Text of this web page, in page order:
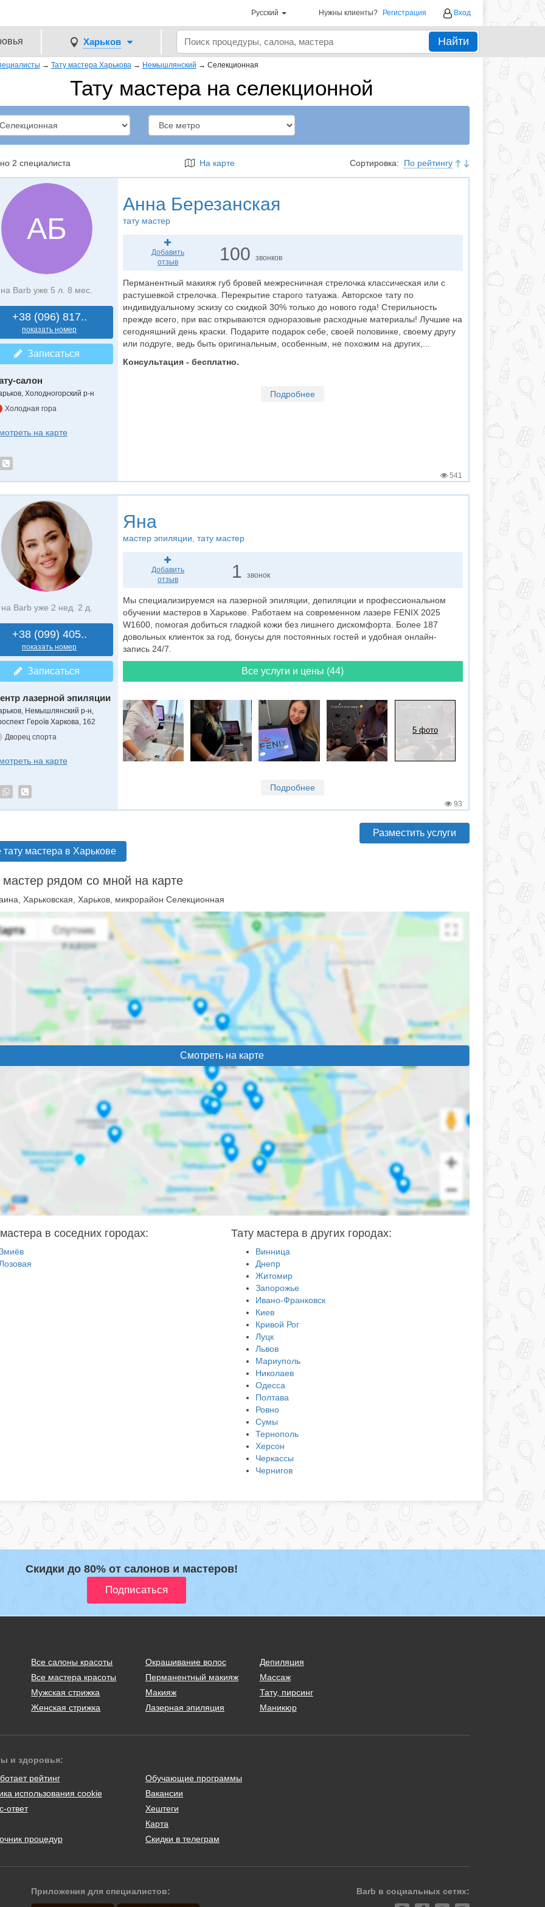
Русский Нужны клиенты? Регистрация Вход
Харьков Найти
→ Тату мастера Харькова → Немышлянский → Селекционная
Тату мастера на селекционной
2 специалиста На карте Сортировка: По рейтингу
АБ
на Barb уже 5 л. 8 мес.
+38 (096) 817..
показать номер
Записаться
салон
Холодногорский р-н
Холодная гора
на карте
Анна Березанская
тату мастер
Добавить
отзыв
100звонков
Перманентный макияж губ бровей межресничная стрелочка классическая или с
растушевкой стрелочка. Перекрытие старого татуажа. Авторское тату по
индивидуальному эскизу со скидкой 30% только до нового года! Стерильность
прежде всего, при вас открываются одноразовые расходные материалы! Лучшие на
сегодняшний день краски. Подарите подарок себе, своей половинке, своему другу
или подруге, ведь быть оригинальным, особенным, не похожим на других,...
Консультация - бесплатно.
Подробнее
541
на Barb уже 2 нед. 2 д.
+38 (099) 405..
показать номер
Записаться
лазерной эпиляции
Немышлянский р-н,
Героїв Харкова, 162
Дворец спорта
на карте
Яна
мастер эпиляции , тату мастер
Добавить
отзыв
1звонок
Мы специализируемся на лазерной эпиляции, депиляции и профессиональном
обучении мастеров в Харькове. Работаем на современном лазере FENIX 2025
W1600, помогая добиться гладкой кожи без лишнего дискомфорта. Более 187
довольных клиенток за год, бонусы для постоянных гостей и удобная онлайн-
запись 24/7.
Все услуги и цены (44)
5 фото
Подробнее
93
тату мастера в Харькове
Разместить услуги
мастер рядом со мной на карте
Харьковская, Харьков, микрорайон Селекционная
Смотреть на карте
в соседних городах: Тату мастера в других городах:
Винница
Днепр
Житомир
Запорожье
Ивано-Франковск
Киев
Кривой Рог
Луцк
Львов
Мариуполь
Николаев
Одесса
Полтава
Ровно
Сумы
Тернополь
Херсон
Черкассы
Чернигов
Скидки до 80% от салонов и мастеров!
Все салоны красоты
Все мастера красоты
Мужская стрижка
Женская стрижка
Окрашивание волос
Перманентный макияж
Макияж
Лазерная эпиляция
Депиляция
Массаж
Тату, пирсинг
Маникюр
и здоровья:
рейтинг
использования cookie
ответ
процедур
Обучающие программы
Вакансии
Хештеги
Карта
Скидки в телеграм
Приложения для специалистов: Barb в социальных сетях: